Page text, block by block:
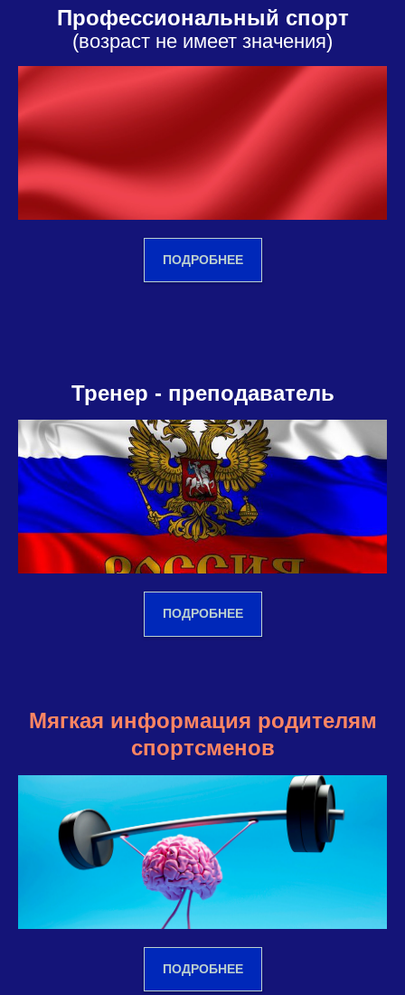
Профессиональный спорт
(возраст не имеет значения)
ПОДРОБНЕЕ
Тренер - преподаватель
ПОДРОБНЕЕ
Мягкая информация родителям
спортсменов
ПОДРОБНЕЕ